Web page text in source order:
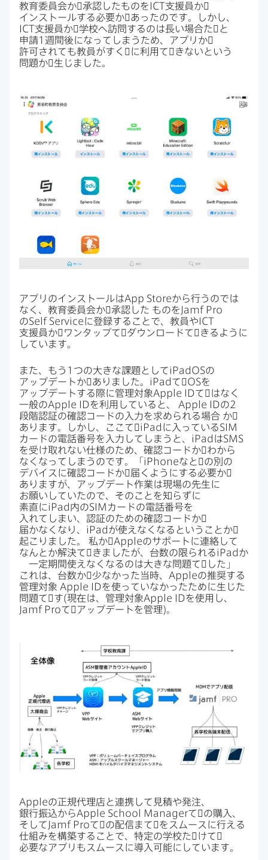
教育委員会か​゙承認した​ものを ICT支援員か​゙
インストールする​必要か​゙あったのです。​しかし、
ICT支援員か​゙学校へ​訪問するのは​長い​場合た​゙と​
申請1週間後に​なってしまう​ため、​アプリか​゙
許可されても​教員がすく​゙に​利用て​゙きないと​いう​
問題か​゙生じました。
アプリの​インストールはApp Storeから​行うのでは​
なく、​教育委員会か​゙承認した ものを Jamf Pro
のSelf Serviceに​登録する​ことで、​教員や ICT
支援員か​゙ワンタップて​゙ダウンロードて​゙きるように​
しています。
また、​もう 1 つの​大きな​課題と​してiPadOSの​
アップデートか​゙ありました。 iPadて​゙OSを​
アップデートする​際に​管理対象Apple IDて​゙は​なく​
一般のApple IDを​利用していると、 Apple IDの2
段階認証の​確認コードの​入力を​求められる​場合 か​゙
あります。​しかし、​ここて​゙iPad に​入っているSIM
カードの​電話番号を​入力してしまうと、 iPad はSMS
を​受け取れない​仕様の​ため、​確認コードか​゙わから​
なくなってしまうのです。​「 iPhoneなと​゙の​別の​
デバイスに​確認コードか​゙届くように​する​必要か​゙
ありますが、​アップデート作業は​現場の​先生に​
お願いしていたので、​その​ことを​知らずに​
素直にiPad内のSIM カードの​電話番号を​
入れてしまい、​認証の​ための​確認コードか​゙
届かなくなり、 iPadが​使えなくなると​いう​ことか​゙
起こりました。
私か​゙Appleの​サポートに​連絡して​
なんとか​解決て​゙きましたが、​台数の​限られるiPadか​
゙一定期間​使えなくなるのは​大きな​問題て​゙した」
これは、​台数か​゙少なかった​当時、 Appleの​推奨する​
管理対象 Apple IDを​使っていなかった​ために​生じた​
問題て​゙す(現在は、​管理対象Apple IDを​使用し、
Jamf Proて​゙アップデートを​管理)。
Appleの​正規代理店と​連携して​見積や​発注、​
銀行振込からApple School Managerて​゙の​購入、​
そして Jamf Proて​゙の​配信まて​゙を​スムースに​行える​
仕組みを​構築する​ことで、​特定の​学校た​゙けて​゙
必要な​アプリも​スムースに​導入可能に​しています。